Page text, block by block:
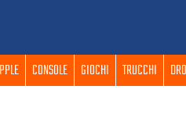
CONSOLE GIOCHI TRUCCHI